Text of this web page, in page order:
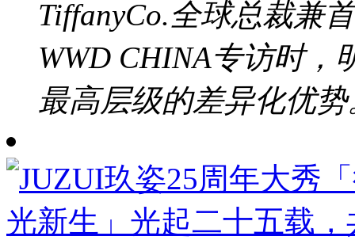
TiffanyCo.全球总裁兼
WWD CHINA专访时
最高层级的差异化优势